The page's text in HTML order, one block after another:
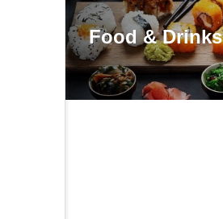
Food & Drinks